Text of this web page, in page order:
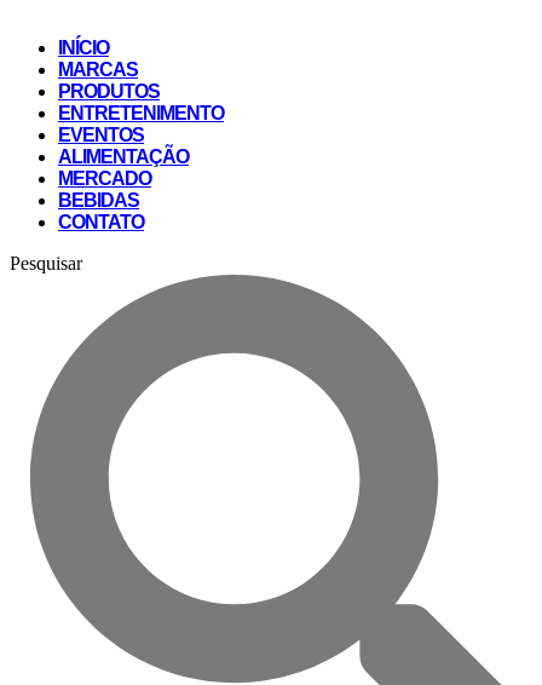
INÍCIO
MARCAS
PRODUTOS
ENTRETENIMENTO
EVENTOS
ALIMENTAÇÃO
MERCADO
BEBIDAS
CONTATO
Pesquisar